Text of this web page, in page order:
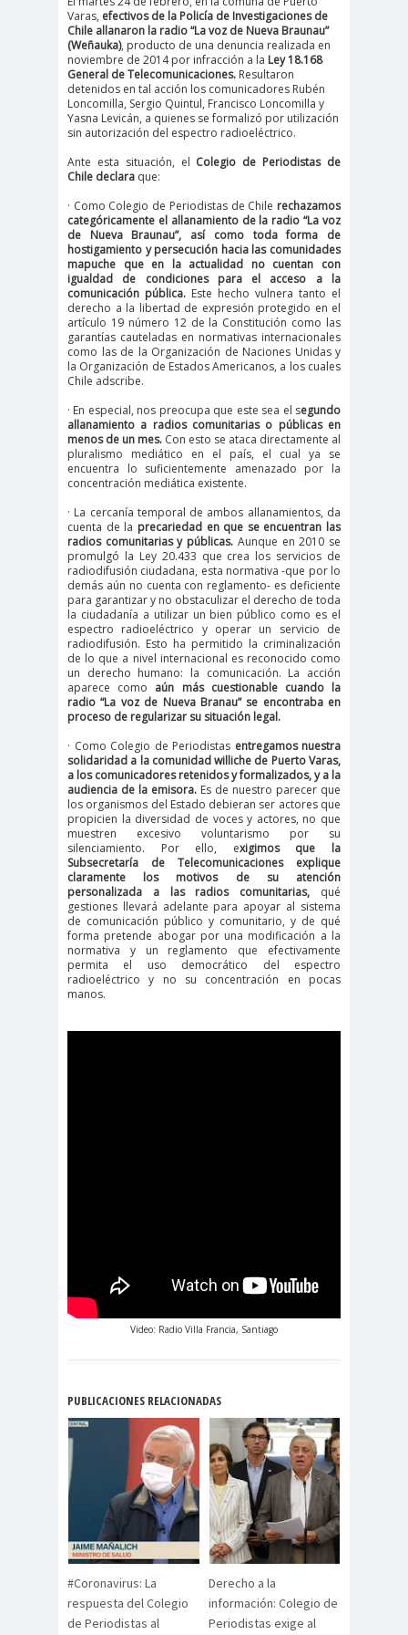
#Noticias #Elecciones
#Colegiodeperiodistas
#Eleccion
es
#Elecciones2
024
#FalloJudic
ial
#GabrielBoric
Font
#Géner
#GéneroYDD
#Importan
#Importante #Noticias
#Asamblea
#Colegiodeperiodistas
#InformarNoEs
Delito
#LibertadDePr
ensa
#MediosNoSexi
stas
#Mega
#Megame
#noticia
s
#Noticias #Asamblea
#Colegiodeperiodistas
#PrensaProte
gida
1 de
mayo
11 de
septiembre
18 de
octubre
1DEMAY
O
8demarz
o
aborto
Abraham
Santibañez
Abrazo
s
abuso
s
abusos
Academia de Humanismo
Cristiano
activismo
digital
actos de
violencia
Acuerdo por la
paz
Acuerdo por la Paz y
Nueva
Acuerdo por la Paz y Nueva
Constitución
ADN
adultos
Alejandro
Torres
Alto Comisionado de ONU
Elizalde
Ortiz
Aminátegui
Amnistía
Internacional
Oppenheimer
ANEF
ANEF
Tarapacá
ANID
aniversar
io
Aniversario
63
Aniversario
65
ANNEF
Antofagas
ta
Varas, efectivos de la Policía de Investigaciones de
Chile allanaron la radio “La voz de Nueva Braunau”
(Weñauka), producto de una denuncia realizada en
noviembre de 2014 por infracción a la Ley 18.168
General de Telecomunicaciones. Resultaron
detenidos en tal acción los comunicadores Rubén
Loncomilla, Sergio Quintul, Francisco Loncomilla y
Yasna Levicán, a quienes se formalizó por utilización
sin autorización del espectro radioeléctrico.
Ante esta situación, el Colegio de Periodistas de
Chile declara que:
· Como Colegio de Periodistas de Chile rechazamos
categóricamente el allanamiento de la radio “La voz
de Nueva Braunau”, así como toda forma de
hostigamiento y persecución hacia las comunidades
mapuche que en la actualidad no cuentan con
igualdad de condiciones para el acceso a la
comunicación pública. Este hecho vulnera tanto el
derecho a la libertad de expresión protegido en el
artículo 19 número 12 de la Constitución como las
garantías cauteladas en normativas internacionales
como las de la Organización de Naciones Unidas y
la Organización de Estados Americanos, a los cuales
Chile adscribe.
· En especial, nos preocupa que este sea el segundo
allanamiento a radios comunitarias o públicas en
menos de un mes. Con esto se ataca directamente al
pluralismo mediático en el país, el cual ya se
encuentra lo suficientemente amenazado por la
concentración mediática existente.
· La cercanía temporal de ambos allanamientos, da
cuenta de la precariedad en que se encuentran las
radios comunitarias y públicas. Aunque en 2010 se
promulgó la Ley 20.433 que crea los servicios de
radiodifusión ciudadana, esta normativa -que por lo
demás aún no cuenta con reglamento- es deficiente
para garantizar y no obstaculizar el derecho de toda
la ciudadanía a utilizar un bien público como es el
espectro radioeléctrico y operar un servicio de
radiodifusión. Esto ha permitido la criminalización
de lo que a nivel internacional es reconocido como
un derecho humano: la comunicación. La acción
aparece como aún más cuestionable cuando la
radio “La voz de Nueva Branau” se encontraba en
proceso de regularizar su situación legal.
· Como Colegio de Periodistas entregamos nuestra
solidaridad a la comunidad williche de Puerto Varas,
a los comunicadores retenidos y formalizados, y a la
audiencia de la emisora. Es de nuestro parecer que
los organismos del Estado debieran ser actores que
propicien la diversidad de voces y actores, no que
muestren excesivo voluntarismo por su
silenciamiento. Por ello, exigimos que la
Subsecretaría de Telecomunicaciones explique
claramente los motivos de su atención
personalizada a las radios comunitarias, qué
gestiones llevará adelante para apoyar al sistema
de comunicación público y comunitario, y de qué
forma pretende abogar por una modificación a la
normativa y un reglamento que efectivamente
permita el uso democrático del espectro
radioeléctrico y no su concentración en pocas
manos.
Video: Radio Villa Francia, Santiago
PUBLICACIONES RELACIONADAS
#Coronavirus: La
respuesta del Colegio
de Periodistas al
Derecho a la
información: Colegio de
Periodistas exige al